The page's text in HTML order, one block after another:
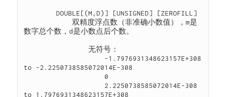
        DOUBLE[(M,D)] [UNSIGNED] [ZEROFILL]
            双精度浮点数（非准确小数值），m是
数字总个数，d是小数点后个数。
                无符号：
to -2.2250738585072014E-308
                    0
to 1.7976931348623157E+308